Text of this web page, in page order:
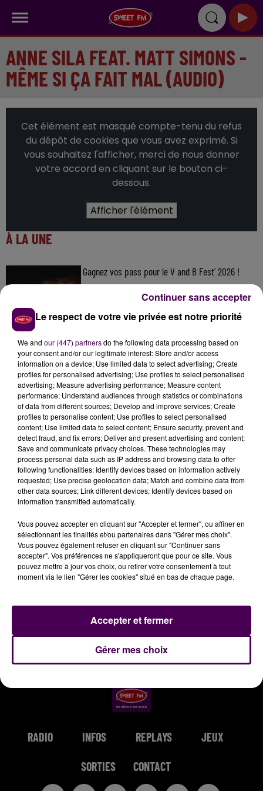
ANNE SILA FEAT. MATT SIMONS -
MÊME SI ÇA FAIT MAL (AUDIO)
Cet élément est masqué compte-tenu du refus
du dépôt de cookies que vous avez exprimé. Si
vous souhaitez l'afficher, merci de nous donner
votre accord en cliquant sur le bouton ci-
dessous.
Afficher l'élément
À LA UNE
Gagnez vos pass pour le V and B Fest' 2026 !
Kids !
Gagnez vos entrées pour Papéa Parc !
DERNIERS TITRES
20h35
20h35
Tu Trouveras
20h32
20h32
SOUND OF LEGEND
San Francisco
20h29
20h29
RADIO INFOS REPLAYS JEUX
SORTIES CONTACT
Le respect de votre vie privée est notre priorité
We and our (447) partnersdo the following data processing based on
your consent and/or our legitimate interest: Store and/or access
information on a device; Use limited data to select advertising; Create
profiles for personalised advertising; Use profiles to select personalised
advertising; Measure advertising performance; Measure content
performance; Understand audiences through statistics or combinations
of data from different sources; Develop and improve services; Create
profiles to personalise content; Use profiles to select personalised
content; Use limited data to select content; Ensure security, prevent and
detect fraud, and fix errors; Deliver and present advertising and content;
Save and communicate privacy choices. These technologies may
process personal data such as IP address and browsing data to offer
following functionalities: Identify devices based on information actively
requested; Use precise geolocation data; Match and combine data from
other data sources; Link different devices; Identify devices based on
information transmitted automatically.
Vous pouvez accepter en cliquant sur "Accepter et fermer", ou affiner en
sélectionnant les finalités et/ou partenaires dans "Gérer mes choix".
Vous pouvez également refuser en cliquant sur "Continuer sans
accepter". Vos préférences ne s'appliqueront que pour ce site. Vous
pouvez mettre à jour vos choix, ou retirer votre consentement à tout
moment via le lien "Gérer les cookies" situé en bas de chaque page.
Gérer mes choix
Accepter et fermer
Continuer sans accepter